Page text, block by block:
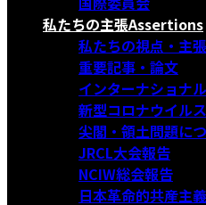
私たちの主張Assertions
私たちの視点・主張
重要記事・論文
インターナショナ
新型コロナウイル
尖閣・領土問題に
JRCL大会報告
NCIW総会報告
日本革命的共産主